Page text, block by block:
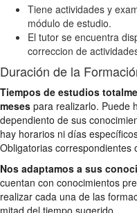
Tiene actividades y
módulo de estudio.
El tutor se encuentra
correccion de
Duración de la
Tiempos de estudios
meses para realizarlo. Puede
dependiento de sus
hay horarios ni días
Obligatorias correspondientes
Nos adaptamos a sus
cuentan con conocimientos
realizar cada una de las
mitad del tiempo sugerido.